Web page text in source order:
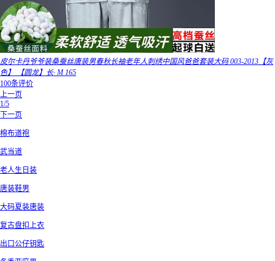
皮尔卡丹爷爷装桑蚕丝唐装男春秋长袖老年人刺绣中国风爸爸套装大码 003-2013【灰
色】 【圆龙】长· M 165
100条评价
上一页
1/5
下一页
棉布道袍
武当道
老人生日装
唐装鞋男
大码夏装唐装
复古盘扣上衣
出口公仔钥匙